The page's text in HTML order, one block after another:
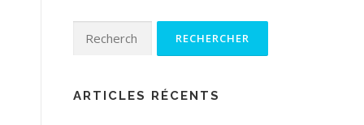
Rechercher :
ARTICLES RÉCENTS